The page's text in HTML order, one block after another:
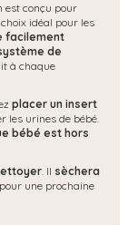
est conçu pour
idéal pour les
facilement
de
à chaque
placer un insert
les urines de bébé.
bébé est hors
. Il sèchera
une prochaine